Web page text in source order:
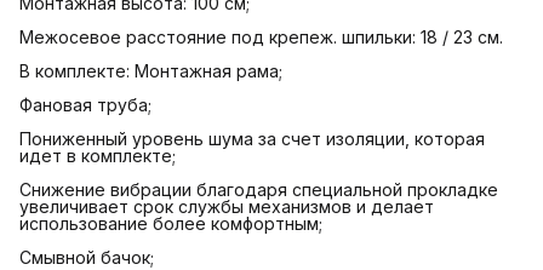
Межосевое расстояние под крепеж. шпильки: 18 / 23 см.
В комплекте: Монтажная рама;
Фановая труба;
Пониженный уровень шума за счет изоляции, которая
идет в комплекте;
Снижение вибрации благодаря специальной прокладке
увеличивает срок службы механизмов и делает
использование более комфортным;
Смывной бачок;